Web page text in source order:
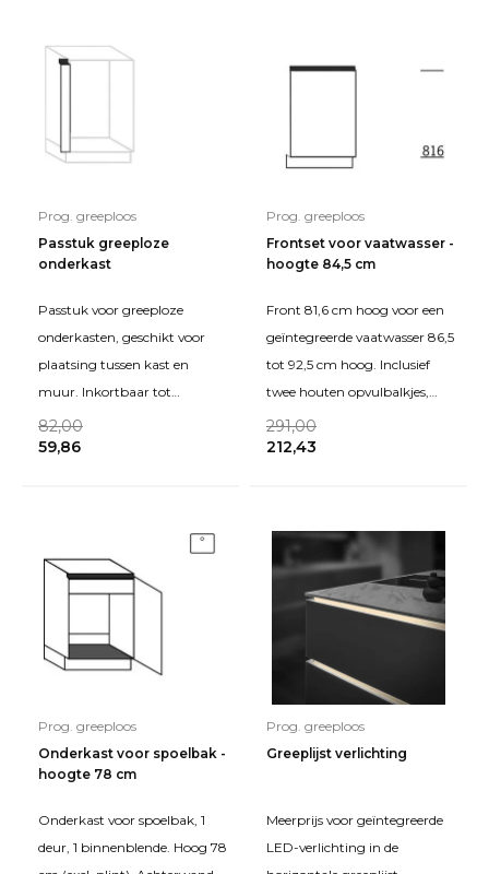
Prog. greeploos
Passtuk greeploze
onderkast
Passtuk voor greeploze
onderkasten, geschikt voor
plaatsing tussen kast en
muur. Inkortbaar tot
minimaal 3 cm breed voor
een strakke afwerking, ook bi
82,00
59,86
Prog. greeploos
Frontset voor vaatwasser -
hoogte 84,5 cm
Front 81,6 cm hoog voor een
geïntegreerde vaatwasser 86,5
tot 92,5 cm hoog. Inclusief
twee houten opvulbalkjes,
metaalkleurig gelakt, voor
tussen de
291,00
212,43
Prog. greeploos
Onderkast voor spoelbak -
hoogte 78 cm
Onderkast voor spoelbak, 1
deur, 1 binnenblende. Hoog 78
Prog. greeploos
Greeplijst verlichting
Meerprijs voor geïntegreerde
LED-verlichting in de